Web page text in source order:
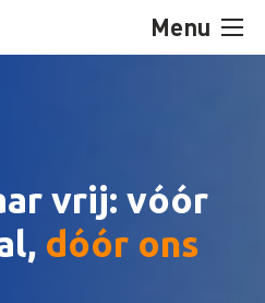
Menu
vrij: vóór
dóór ons